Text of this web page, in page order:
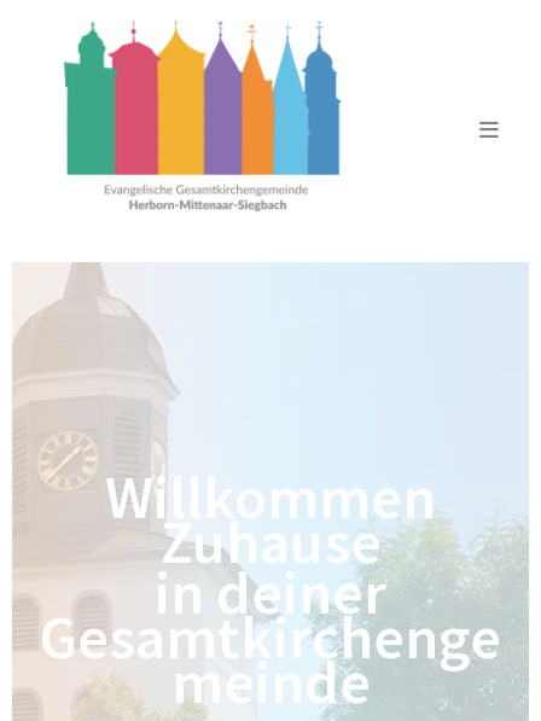
Willkommen
Zuhause
in deiner
Gesamtkirchenge
meinde